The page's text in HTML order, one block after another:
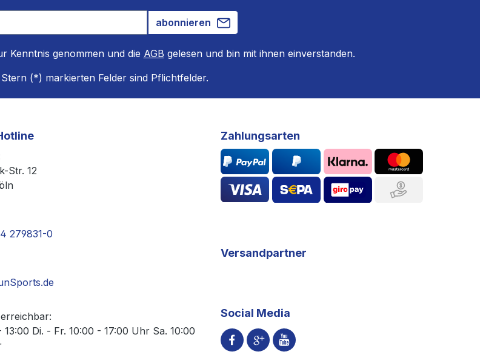
abonnieren
Kenntnis genommen und die AGB gelesen und bin mit ihnen einverstanden.
Stern (*) markierten Felder sind Pflichtfelder.
Str. 12
279831-0
13:00 Di. - Fr. 10:00 - 17:00 Uhr Sa. 10:00
Zahlungsarten
Versandpartner
Social Media